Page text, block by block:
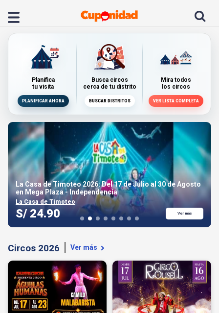
Planifica
tu visita
PLANIFICAR AHORA
Busca circos
cerca de tu distrito
BUSCAR DISTRITOS
Mira todos
los circos
VER LISTA COMPLETA
Gran Circo de Ucrania 2026: del 10 de Julio al 31 de
Agosto en el Jockey Club-Surco
GRAN CIRCO DE UCRANIA
S/ 32.00 Ver más
Circos 2026 Ver más